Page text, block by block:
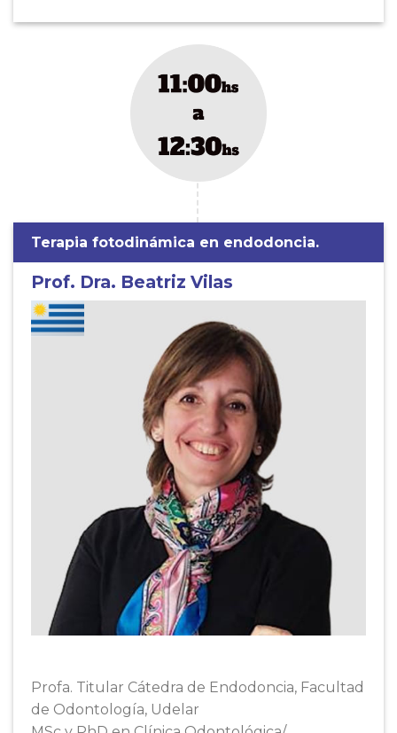
Terapia fotodinámica en endodoncia.
Prof. Dra. Beatriz Vilas
Profa. Titular Cátedra de Endodoncia, Facultad
de Odontología, Udelar